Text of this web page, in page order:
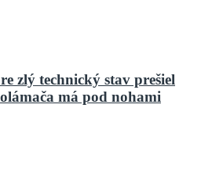
zlý technický stav prešiel
má pod nohami